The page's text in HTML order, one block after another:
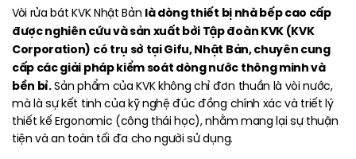
Vòi rửa bát KVK Nhật Bản là dòng thiết bị nhà bếp cao cấp
được nghiên cứu và sản xuất bởi Tập đoàn KVK (KVK
Corporation) có trụ sở tại Gifu, Nhật Bản, chuyên cung
cấp các giải pháp kiểm soát dòng nước thông minh và
bền bỉ.Sản phẩm của KVK không chỉ đơn thuần là vòi nước,
mà là sự kết tinh của kỹ nghệ đúc đồng chính xác và triết lý
thiết kế Ergonomic (công thái học), nhằm mang lại sự thuận
tiện và an toàn tối đa cho người sử dụng.